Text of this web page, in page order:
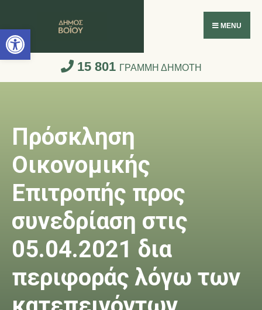
Ανοίξτε τη γραμμή εργαλείων
MENU
15 801 ΓΡΑΜΜΗ ΔΗΜΟΤΗ
Πρόσκληση
Οικονομικής
Επιτροπής προς
συνεδρίαση στις
05.04.2021 δια
περιφοράς λόγω των